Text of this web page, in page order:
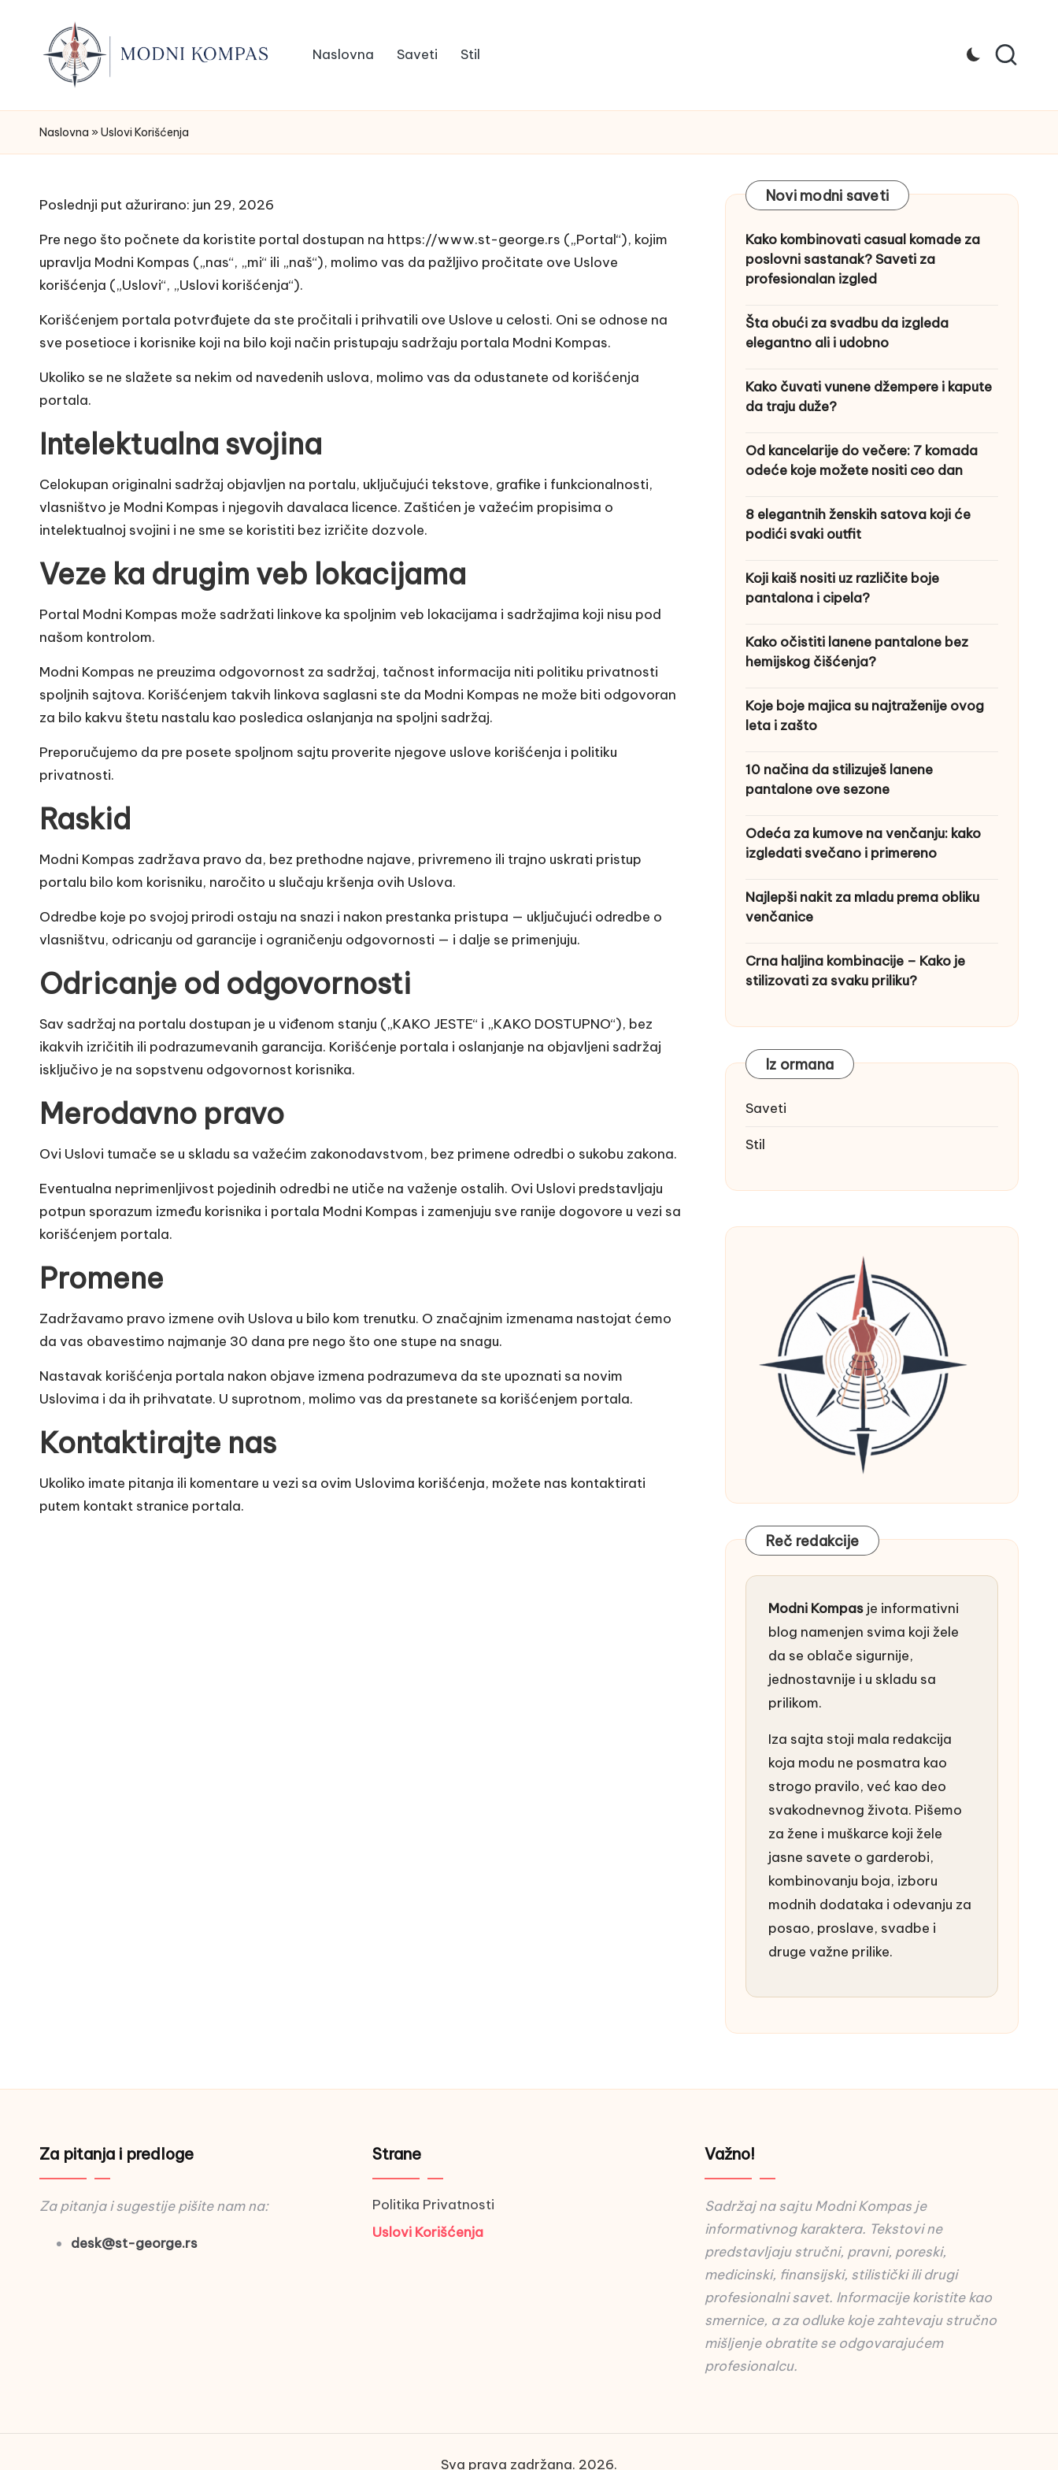
M
o
ni
K
o
m
p
a
s
za
stil,
i
priliku
Naslovna Saveti Stil
Naslovna » Uslovi Korišćenja
Poslednji put ažurirano: jun 29, 2026
Pre nego što počnete da koristite portal dostupan na https://www.st-george.rs („Portal“), kojim
upravlja Modni Kompas („nas“, „mi“ ili „naš“), molimo vas da pažljivo pročitate ove Uslove
korišćenja („Uslovi“, „Uslovi korišćenja“).
Korišćenjem portala potvrđujete da ste pročitali i prihvatili ove Uslove u celosti. Oni se odnose na
sve posetioce i korisnike koji na bilo koji način pristupaju sadržaju portala Modni Kompas.
Ukoliko se ne slažete sa nekim od navedenih uslova, molimo vas da odustanete od korišćenja
portala.
Intelektualna svojina
Celokupan originalni sadržaj objavljen na portalu, uključujući tekstove, grafike i funkcionalnosti,
vlasništvo je Modni Kompas i njegovih davalaca licence. Zaštićen je važećim propisima o
intelektualnoj svojini i ne sme se koristiti bez izričite dozvole.
Veze ka drugim veb lokacijama
Portal Modni Kompas može sadržati linkove ka spoljnim veb lokacijama i sadržajima koji nisu pod
našom kontrolom.
Modni Kompas ne preuzima odgovornost za sadržaj, tačnost informacija niti politiku privatnosti
spoljnih sajtova. Korišćenjem takvih linkova saglasni ste da Modni Kompas ne može biti odgovoran
za bilo kakvu štetu nastalu kao posledica oslanjanja na spoljni sadržaj.
Preporučujemo da pre posete spoljnom sajtu proverite njegove uslove korišćenja i politiku
privatnosti.
Raskid
Modni Kompas zadržava pravo da, bez prethodne najave, privremeno ili trajno uskrati pristup
portalu bilo kom korisniku, naročito u slučaju kršenja ovih Uslova.
Odredbe koje po svojoj prirodi ostaju na snazi i nakon prestanka pristupa — uključujući odredbe o
vlasništvu, odricanju od garancije i ograničenju odgovornosti — i dalje se primenjuju.
Odricanje od odgovornosti
Sav sadržaj na portalu dostupan je u viđenom stanju („KAKO JESTE“ i „KAKO DOSTUPNO“), bez
ikakvih izričitih ili podrazumevanih garancija. Korišćenje portala i oslanjanje na objavljeni sadržaj
isključivo je na sopstvenu odgovornost korisnika.
Merodavno pravo
Ovi Uslovi tumače se u skladu sa važećim zakonodavstvom, bez primene odredbi o sukobu zakona.
Eventualna neprimenljivost pojedinih odredbi ne utiče na važenje ostalih. Ovi Uslovi predstavljaju
potpun sporazum između korisnika i portala Modni Kompas i zamenjuju sve ranije dogovore u vezi sa
korišćenjem portala.
Promene
Zadržavamo pravo izmene ovih Uslova u bilo kom trenutku. O značajnim izmenama nastojat ćemo
da vas obavestimo najmanje 30 dana pre nego što one stupe na snagu.
Nastavak korišćenja portala nakon objave izmena podrazumeva da ste upoznati sa novim
Uslovima i da ih prihvatate. U suprotnom, molimo vas da prestanete sa korišćenjem portala.
Kontaktirajte nas
Ukoliko imate pitanja ili komentare u vezi sa ovim Uslovima korišćenja, možete nas kontaktirati
putem kontakt stranice portala.
Novi modni saveti
Kako kombinovati casual komade za
poslovni sastanak? Saveti za
profesionalan izgled
Šta obući za svadbu da izgleda
elegantno ali i udobno
Kako čuvati vunene džempere i kapute
da traju duže?
Od kancelarije do večere: 7 komada
odeće koje možete nositi ceo dan
8 elegantnih ženskih satova koji će
podići svaki outfit
Koji kaiš nositi uz različite boje
pantalona i cipela?
Kako očistiti lanene pantalone bez
hemijskog čišćenja?
Koje boje majica su najtraženije ovog
leta i zašto
10 načina da stilizuješ lanene
pantalone ove sezone
Odeća za kumove na venčanju: kako
izgledati svečano i primereno
Najlepši nakit za mladu prema obliku
venčanice
Crna haljina kombinacije – Kako je
stilizovati za svaku priliku?
Iz ormana
Saveti
Stil
Reč redakcije
Modni Kompasje informativni
blog namenjen svima koji žele
da se oblače sigurnije,
jednostavnije i u skladu sa
prilikom.
Iza sajta stoji mala redakcija
koja modu ne posmatra kao
strogo pravilo, već kao deo
svakodnevnog života. Pišemo
za žene i muškarce koji žele
jasne savete o garderobi,
kombinovanju boja, izboru
modnih dodataka i odevanju za
posao, proslave, svadbe i
druge važne prilike.
Za pitanja i predloge
Za pitanja i sugestije pišite nam na:
desk@st-george.rs
Strane
Politika Privatnosti
Uslovi Korišćenja
Važno!
Sadržaj na sajtu Modni Kompas je
informativnog karaktera. Tekstovi ne
predstavljaju stručni, pravni, poreski,
medicinski, finansijski, stilistički ili drugi
profesionalni savet. Informacije koristite kao
smernice, a za odluke koje zahtevaju stručno
mišljenje obratite se odgovarajućem
profesionalcu.
Sva prava zadržana. 2026.